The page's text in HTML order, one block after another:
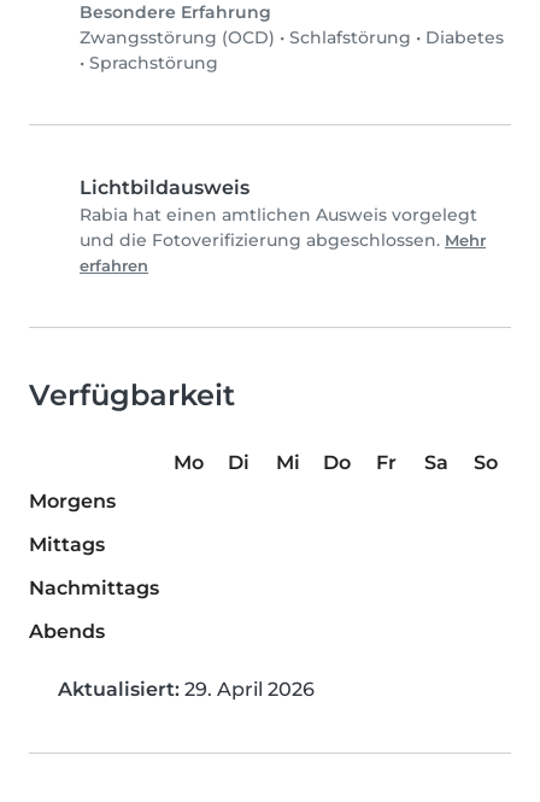
Besondere Erfahrung
Zwangsstörung (OCD) • Schlafstörung • Diabetes
• Sprachstörung
Lichtbildausweis
Rabia hat einen amtlichen Ausweis vorgelegt
und die Fotoverifizierung abgeschlossen. Mehr
erfahren
Verfügbarkeit
Mo Di Mi Do Fr Sa
So
Morgens
Mittags
Nachmittags
Abends
Aktualisiert: 29. April 2026